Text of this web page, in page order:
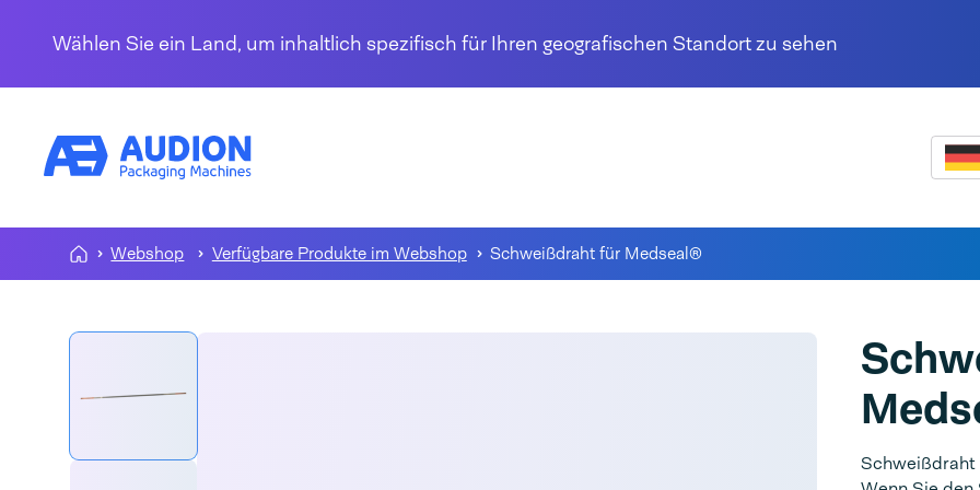
Wählen Sie ein Land, um inhaltlich spezifisch für Ihren geografischen Standort zu sehen
Webshop Verfügbare Produkte im Webshop Schweißdraht für Medseal®
Schweißdraht